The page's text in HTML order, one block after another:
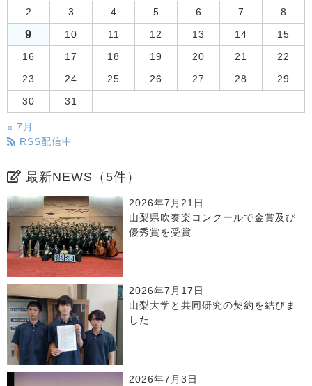
2 3 4 5 6 7 8
9 10 11 12 13 14 15
16 17 18 19 20 21 22
23 24 25 26 27 28 29
30 31
« 7月
RSS配信中
最新NEWS（5件）
2026年7月21日
山梨県吹奏楽コンクールで金賞及び
優秀賞を受賞
2026年7月17日
山梨大学と共同研究の契約を結びま
した
2026年7月3日